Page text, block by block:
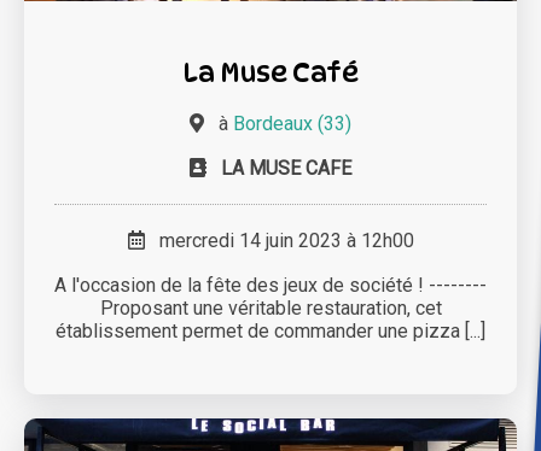
La Muse Café
à Bordeaux (33)
LA MUSE CAFE
mercredi 14 juin 2023 à 12h00
A l'occasion de la fête des jeux de société ! --------
Proposant une véritable restauration, cet
établissement permet de commander une pizza [...]